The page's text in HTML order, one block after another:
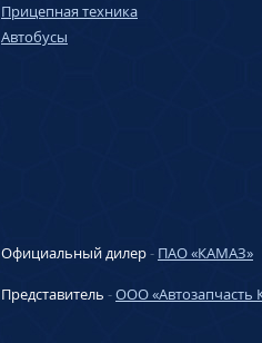
Прицепная техника
Автобусы
Официальный дилер- ПАО «КАМАЗ»
Представитель -ООО «Автозапчасть